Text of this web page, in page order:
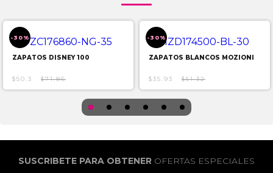
-30%
ZAPATOS DISNEY 100
$50.3 $71.86
-30%
ZAPATOS BLANCOS MOZIONI
$35.93 $51.32
SUSCRIBETE PARA OBTENER OFERTAS ESPECIALES